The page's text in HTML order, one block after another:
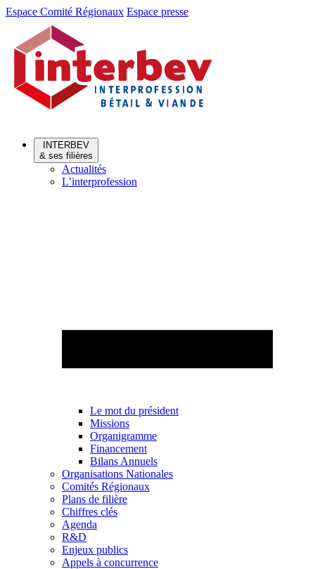
Aller
Aller
contenu
Espace Comité Régionaux Espace presse
INTERBEV
& ses filières
Actualités
L’interprofession
Le mot du président
Missions
Organigramme
Financement
Bilans Annuels
Organisations Nationales
Comités Régionaux
Plans de filière
Chiffres clés
Agenda
R&D
Enjeux publics
Appels à concurrence